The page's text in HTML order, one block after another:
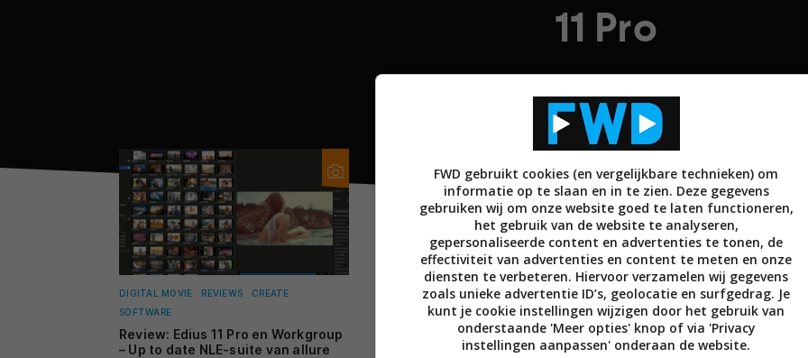
11 Pro
DIGITAL MOVIE REVIEWS
CREATE
SOFTWARE
Review: Edius 11 Pro en Workgroup
– Up to date NLE-suite van allure
FWD gebruikt cookies (en vergelijkbare technieken) om
informatie op te slaan en in te zien. Deze gegevens
gebruiken wij om onze website goed te laten functioneren,
het gebruik van de website te analyseren,
gepersonaliseerde content en advertenties te tonen, de
effectiviteit van advertenties en content te meten en onze
diensten te verbeteren. Hiervoor verzamelen wij gegevens
zoals unieke advertentie ID’s, geolocatie en surfgedrag. Je
kunt je cookie instellingen wijzigen door het gebruik van
onderstaande 'Meer opties' knop of via 'Privacy
instellingen aanpassen' onderaan de website.